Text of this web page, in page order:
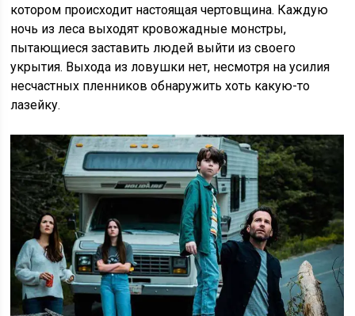
котором происходит настоящая чертовщина. Каждую
ночь из леса выходят кровожадные монстры,
пытающиеся заставить людей выйти из своего
укрытия. Выхода из ловушки нет, несмотря на усилия
несчастных пленников обнаружить хоть какую-то
лазейку.